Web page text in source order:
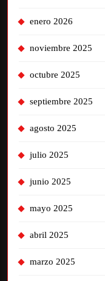
enero 2026
noviembre 2025
octubre 2025
septiembre 2025
agosto 2025
julio 2025
junio 2025
mayo 2025
abril 2025
marzo 2025